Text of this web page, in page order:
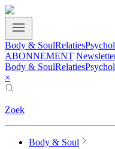
Body & SoulRelaties
ABONNEMENT
Body & SoulRelaties
×
Zoek
Body & Soul